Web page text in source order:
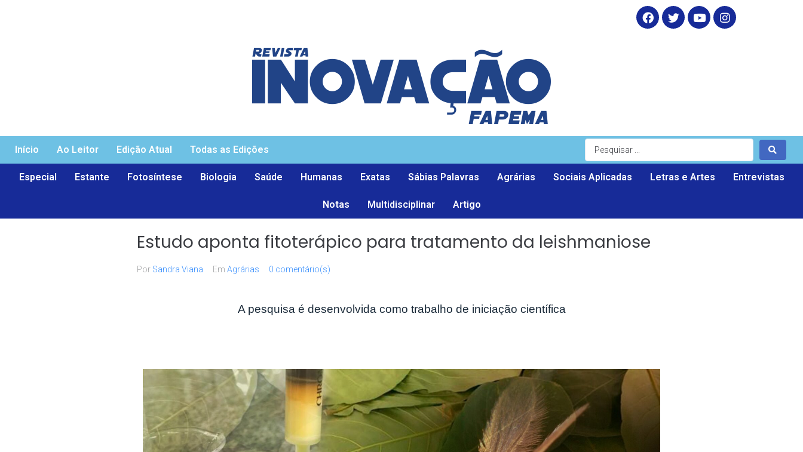
Início Ao Leitor Edição Atual Todas as Edições
Especial Estante Fotosíntese Biologia Saúde Humanas Exatas Sábias Palavras Agrárias Sociais Aplicadas Letras e Artes Entrevistas
Notas Multidisciplinar Artigo
Estudo aponta fitoterápico para tratamento da leishmaniose
Por Sandra Viana Em Agrárias 0 comentário(s)
A pesquisa é desenvolvida como trabalho de iniciação científica